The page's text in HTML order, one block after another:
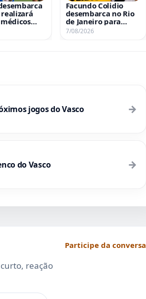
realizará
feira
Facundo Colidio
desembarca no Rio
de Janeiro para
reforçar o time
7/08/2026
jogos do Vasco →
do Vasco →
reação
Participe da conversa